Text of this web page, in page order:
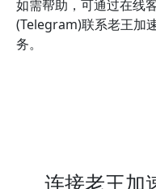
如需帮助，可通过在线
(Telegram)联系老王加
务。
连接老王加